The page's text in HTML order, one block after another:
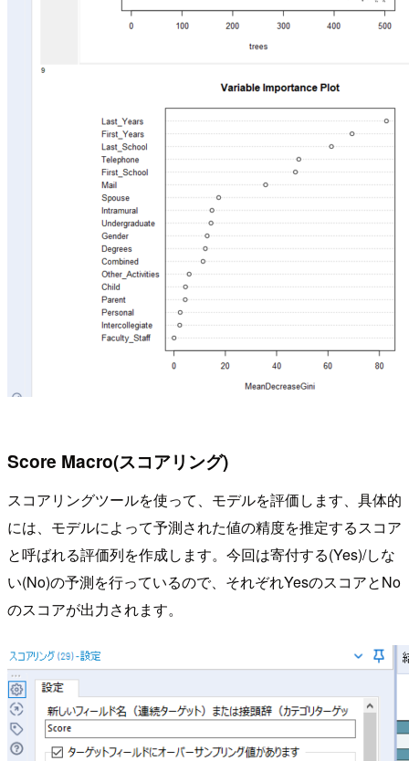
Score Macro(スコアリング)
スコアリングツールを使って、モデルを評価します、具体的
には、モデルによって予測された値の精度を推定するスコア
と呼ばれる評価列を作成します。今回は寄付する(Yes)/しな
い(No)の予測を行っているので、それぞれYesのスコアとNo
のスコアが出力されます。